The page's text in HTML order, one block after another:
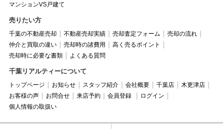
マンションVS戸建て
売りたい方
千葉の不動産売却 不動産売却実績 売却査定フォーム
売却の流れ
仲介と買取の違い
売却時の諸費用
高く売るポイント
売却時に必要な書類
よくある質問
千葉リアルティーについて
トップページ お知らせ スタッフ紹介 会社概要 千葉店
木更津店
お客様の声
お問合せ 来店予約 会員登録
ログイン
個人情報の取扱い